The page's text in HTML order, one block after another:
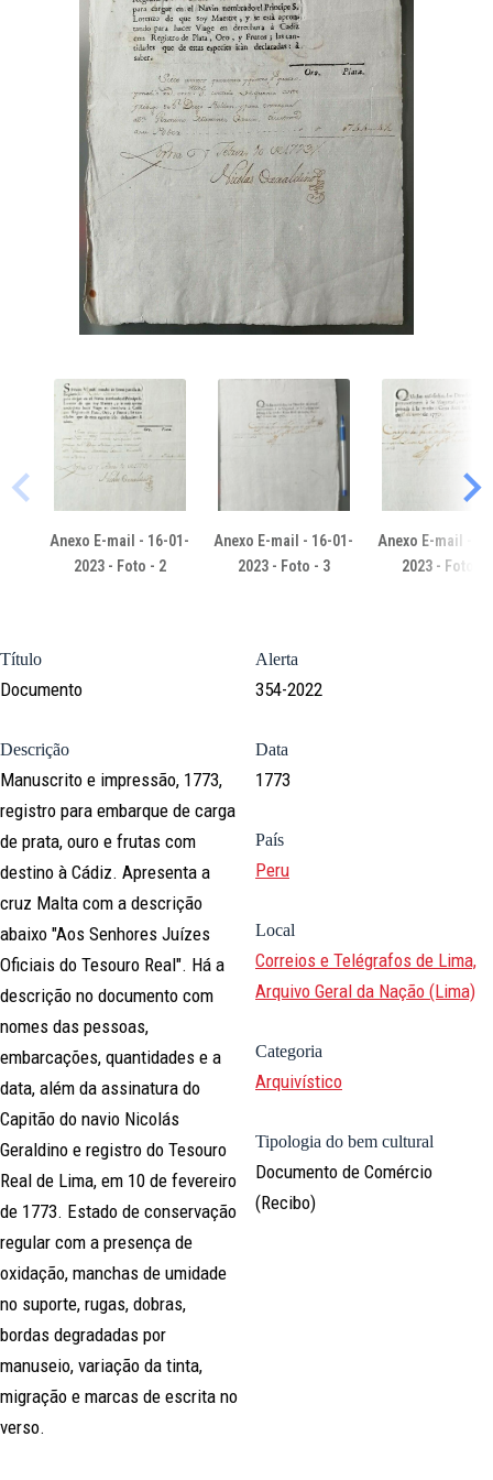
Anexo E-mail - 16-01-
2023 - Foto - 2
Anexo E-mail - 16-01-
2023 - Foto - 3
Anexo E-mail -
2023 - Foto - 4
Título
Documento
Descrição
Manuscrito e impressão, 1773,
registro para embarque de carga
de prata, ouro e frutas com
destino à Cádiz. Apresenta a
cruz Malta com a descrição
abaixo "Aos Senhores Juízes
Oficiais do Tesouro Real". Há a
descrição no documento com
nomes das pessoas,
embarcações, quantidades e a
data, além da assinatura do
Capitão do navio Nicolás
Geraldino e registro do Tesouro
Real de Lima, em 10 de fevereiro
de 1773. Estado de conservação
regular com a presença de
oxidação, manchas de umidade
no suporte, rugas, dobras,
bordas degradadas por
manuseio, variação da tinta,
migração e marcas de escrita no
verso.
Alerta
354-2022
Data
1773
País
Peru
Local
Correios e Telégrafos de Lima,
Arquivo Geral da Nação (Lima)
Categoria
Arquivístico
Tipologia do bem cultural
Documento de Comércio
(Recibo)